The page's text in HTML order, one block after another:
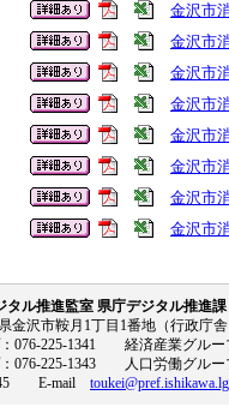
金沢市
金沢市
金沢市
金沢市
金沢市
金沢市
金沢市
金沢市
タル推進監室 県庁デジタル推進
沢市鞍月1丁目1番地（行政庁舎
076-225-1341 経済産業グルー
076-225-1343 人口労働グルー
E-mail